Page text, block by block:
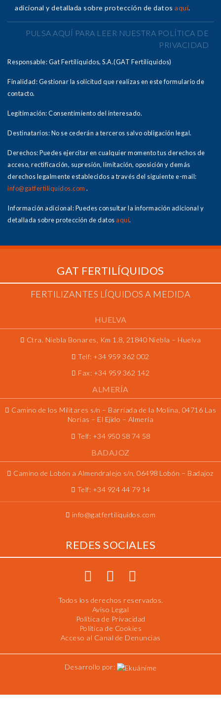
adicional y detallada sobre protección de datos aquí.
PULSA AQUÍ PARA LEER NUESTRA POLÍTICA DE
PRIVACIDAD
Responsable: Gat Fertiliquidos, S.A.(GAT Fertiliquidos)
Finalidad: Gestionar la solicitud que realizas en este formulario de
contacto.
Legitimación: Consentimiento del interesado.
Destinatarios: No se cederán a terceros salvo obligación legal.
Derechos: Puedes ejercitar en cualquier momento tus derechos de
acceso, rectificación, supresión, limitación, oposición y demás
derechos legalmente establecidos a través del siguiente e-mail:
info@gatfertiliquidos.com .
Información adicional: Puedes consultar la información adicional y
detallada sobre protección de datosaquí.
GAT FERTILÍQUIDOS
FERTILIZANTES LÍQUIDOS A MEDIDA
HUELVA
Ctra. Niebla Bonares, Km 1.8, 21840 Niebla – Huelva
Telf: +34 959 362 002
Fax: +34 959 362 142
ALMERÍA
Camino de los Militares s/n – Barriada de la Molina, 04716 Las
Norias – El Ejido – Almería
Telf: +34 950 58 74 58
BADAJOZ
Camino de Lobón a Almendralejo s/n, 06498 Lobón – Badajoz
Telf: +34 924 44 79 14
info@gatfertiliquidos.com
REDES SOCIALES
Todos los derechos reservados.
Aviso Legal
Política de Privacidad
Política de Cookies
Acceso al Canal de Denuncias
Desarrollo por: